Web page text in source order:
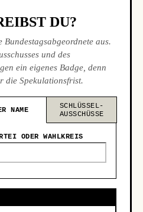
DU?
Bundestagsabgeordnete aus.
und des
ein eigenes Badge, denn
die Spekulationsfrist.
NAME
SCHLÜSSEL-
AUSSCHÜSSE
ODER WAHLKREIS